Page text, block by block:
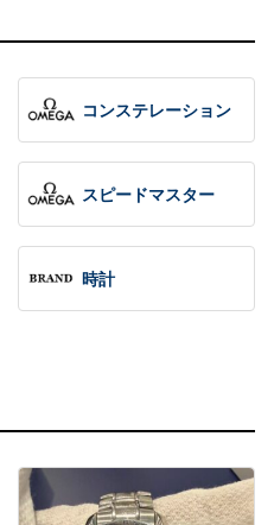
コンステレーション
スピードマスター
時計